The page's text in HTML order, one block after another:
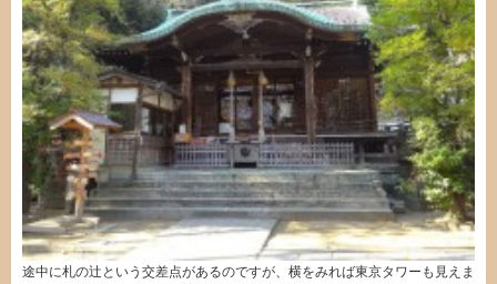
途中に札の辻という交差点があるのですが、横をみれば東京タワーも見えま